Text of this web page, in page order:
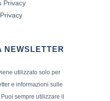
Privacy
NEWSLETTER
utilizzato solo per
e informazioni sulle
sempre utilizzare il